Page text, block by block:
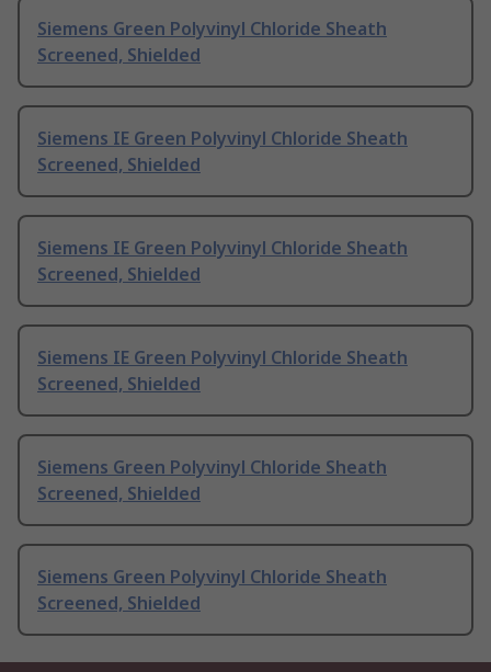
Siemens Green Polyvinyl Chloride Sheath
Screened, Shielded
Siemens IE Green Polyvinyl Chloride Sheath
Screened, Shielded
Siemens IE Green Polyvinyl Chloride Sheath
Screened, Shielded
Siemens IE Green Polyvinyl Chloride Sheath
Screened, Shielded
Siemens Green Polyvinyl Chloride Sheath
Screened, Shielded
Siemens Green Polyvinyl Chloride Sheath
Screened, Shielded